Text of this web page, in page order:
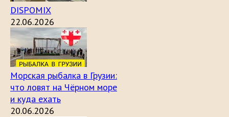
DISPOMIX
22.06.2026
Морская рыбалка в Грузии:
что ловят на Чёрном море
и куда ехать
20.06.2026